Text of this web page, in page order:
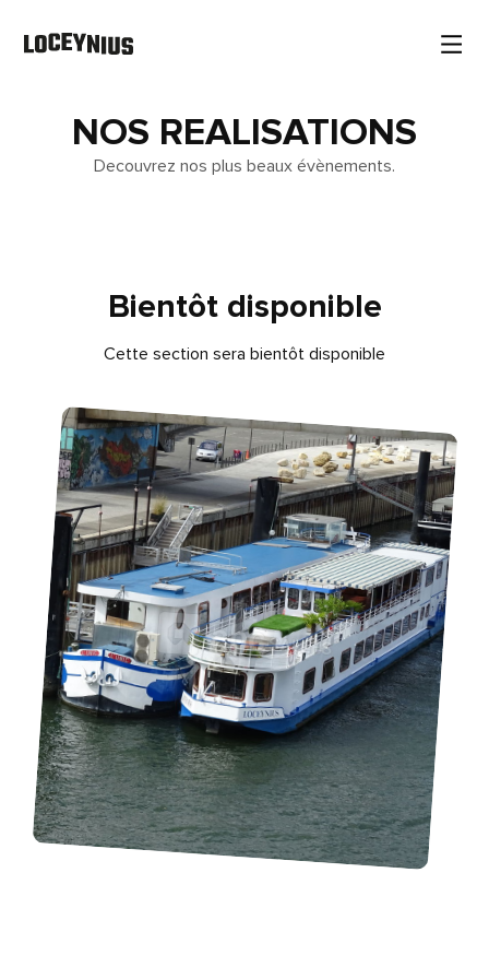
NOS REALISATIONS
Decouvrez nos plus beaux évènements.
Bientôt disponible
Cette section sera bientôt disponible